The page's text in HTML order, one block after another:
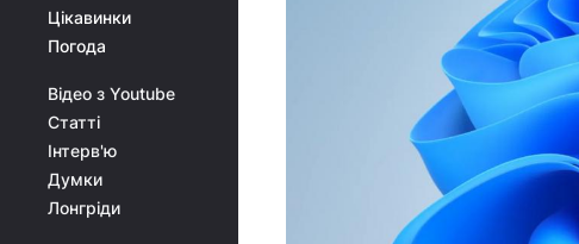
Цікавинки
Погода
Відео з Youtube
Статті
Інтерв'ю
Думки
Лонгріди